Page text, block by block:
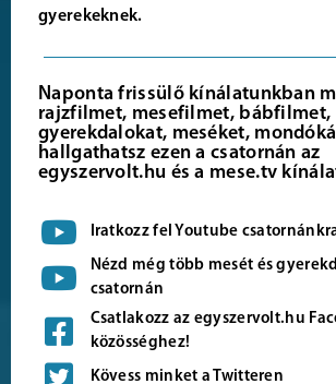
gyerekeknek.
Naponta frissülő kínálatunkban
rajzfilmet, mesefilmet, bábfilmet,
gyerekdalokat, meséket,
hallgathatsz ezen a csatornán az
egyszervolt.hu és a mese.tv
Iratkozz fel Youtube
Nézd még több mesét és
csatornán
Csatlakozz az egyszervolt.hu
közösséghez!
Kövess minket a Twitteren